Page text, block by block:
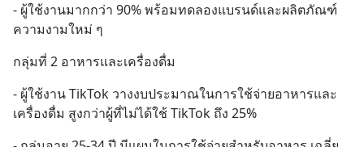
- ผู้ใช้งานมากกว่า 90% พร้อมทดลองแบรนด์และผลิตภัณฑ์
ความงามใหม่ ๆ
กลุ่มที่ 2 อาหารและเครื่องดื่ม
- ผู้ใช้งาน TikTok วางงบประมาณในการใช้จ่ายอาหารและ
เครื่องดื่ม สูงกว่าผู้ที่ไม่ได้ใช้ TikTok ถึง 25%